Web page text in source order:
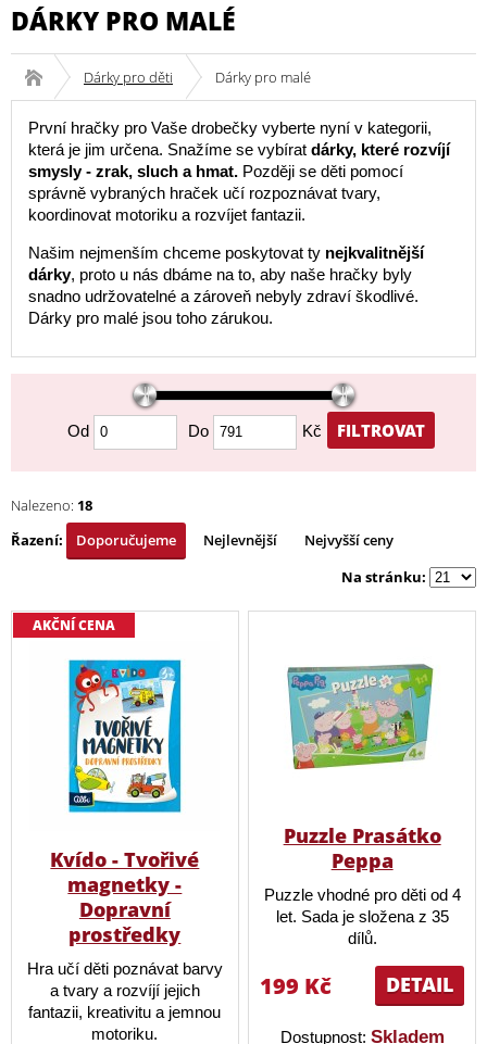
DÁRKY PRO MALÉ
Dárky pro děti Dárky pro malé
První hračky pro Vaše drobečky vyberte nyní v kategorii,
která je jim určena. Snažíme se vybírat dárky, které rozvíjí
smysly - zrak, sluch a hmat. Později se děti pomocí
správně vybraných hraček učí rozpoznávat tvary,
koordinovat motoriku a rozvíjet fantazii.
Našim nejmenším chceme poskytovat ty nejkvalitnější
dárky, proto u nás dbáme na to, aby naše hračky byly
snadno udržovatelné a zároveň nebyly zdraví škodlivé.
Dárky pro malé jsou toho zárukou.
Od Do Kč FILTROVAT
Nalezeno: 18
Řazení:
Doporučujeme Nejlevnější
Nejvyšší ceny
Na stránku:
AKČNÍ CENA
Kvído - Tvořivé
magnetky -
Dopravní
prostředky
Hra učí děti poznávat barvy
a tvary a rozvíjí jejich
fantazii, kreativitu a jemnou
motoriku.
Puzzle Prasátko
Peppa
Puzzle vhodné pro děti od 4
let. Sada je složena z 35
dílů.
DETAIL
199 Kč
Dostupnost: Skladem